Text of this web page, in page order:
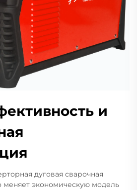
и
дуговая сварочная
экономическую модель